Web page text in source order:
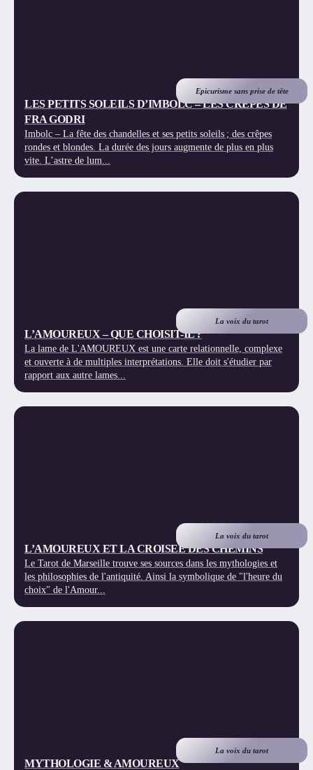
Epicurisme sans prise de tête
LES PETITS SOLEILS D’IMBOLC – LES CREPES DE
FRA GODRI
Imbolc – La fête des chandelles et ses petits soleils ; des crêpes
rondes et blondes. La durée des jours augmente de plus en plus
vite. L’astre de lum...
La voix du tarot
L’AMOUREUX – QUE CHOISIT-IL ?
La lame de L'AMOUREUX est une carte relationnelle, complexe
et ouverte à de multiples interprétations. Elle doit s'étudier par
rapport aux autre lames...
La voix du tarot
L’AMOUREUX ET LA CROISEE DES CHEMINS
Le Tarot de Marseille trouve ses sources dans les mythologies et
les philosophies de l'antiquité. Ainsi la symbolique de "l'heure du
choix" de l'Amour...
La voix du tarot
MYTHOLOGIE & AMOUREUX